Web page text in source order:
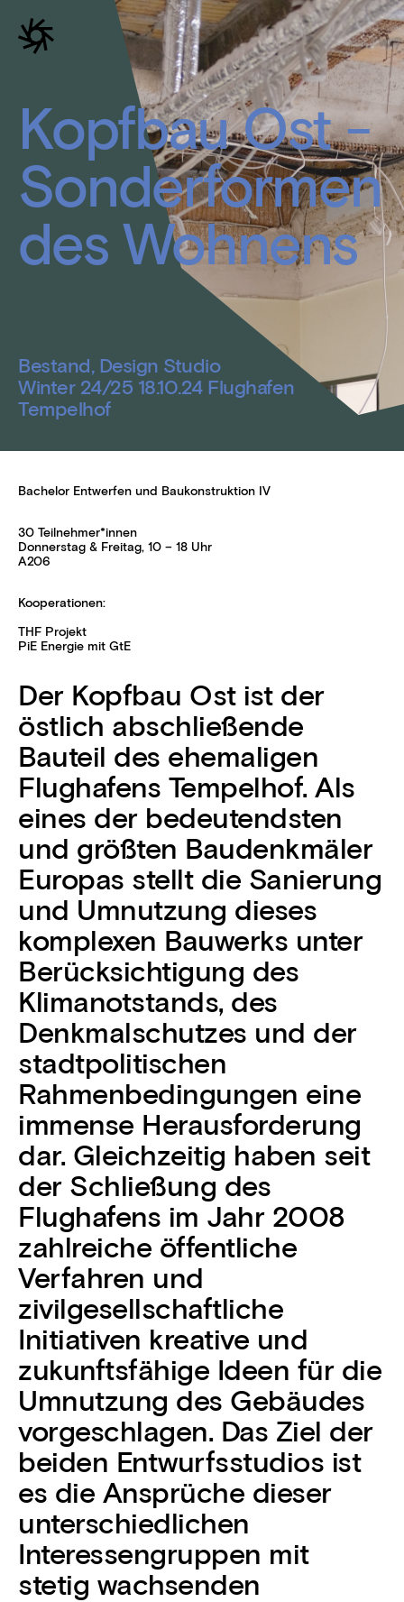
Kopfbau Ost -
Sonderformen
des Wohnens
Bestand, Design Studio
Winter 24/25 18.10.24 Flughafen
Tempelhof
Bachelor Entwerfen und Baukonstruktion IV
30 Teilnehmer*innen
Donnerstag & Freitag, 10 – 18 Uhr
A206
Kooperationen:
THF Projekt
PiE Energie mit GtE
Der Kopfbau Ost ist der
östlich abschließende
Bauteil des ehemaligen
Flughafens Tempelhof. Als
eines der bedeutendsten
und größten Baudenkmäler
Europas stellt die Sanierung
und Umnutzung dieses
komplexen Bauwerks unter
Berücksichtigung des
Klimanotstands, des
Denkmalschutzes und der
stadtpolitischen
Rahmenbedingungen eine
immense Herausforderung
dar. Gleichzeitig haben seit
der Schließung des
Flughafens im Jahr 2008
zahlreiche öffentliche
Verfahren und
zivilgesellschaftliche
Initiativen kreative und
zukunftsfähige Ideen für die
Umnutzung des Gebäudes
vorgeschlagen. Das Ziel der
beiden Entwurfsstudios ist
es die Ansprüche dieser
unterschiedlichen
Interessengruppen mit
stetig wachsenden